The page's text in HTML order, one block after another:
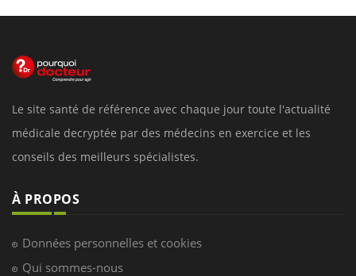
Le site santé de référence avec chaque jour toute l'actualité
médicale decryptée par des médecins en exercice et les
conseils des meilleurs spécialistes.
À PROPOS
Données personnelles et cookies
Qui sommes-nous